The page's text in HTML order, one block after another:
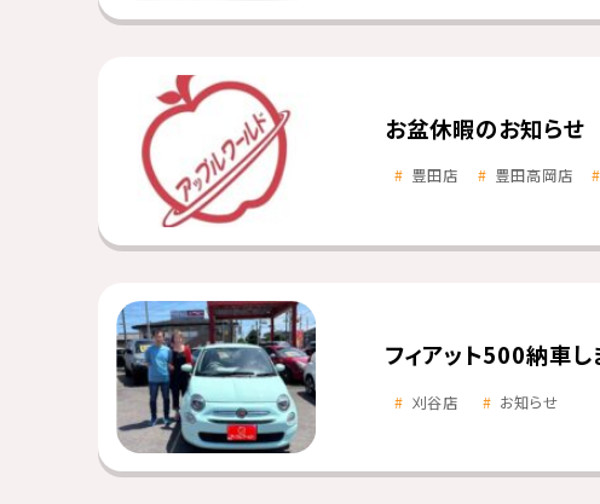
お盆休暇のお知らせ
豊田店 豊田高岡店
フィアット500納車し
刈谷店 お知らせ